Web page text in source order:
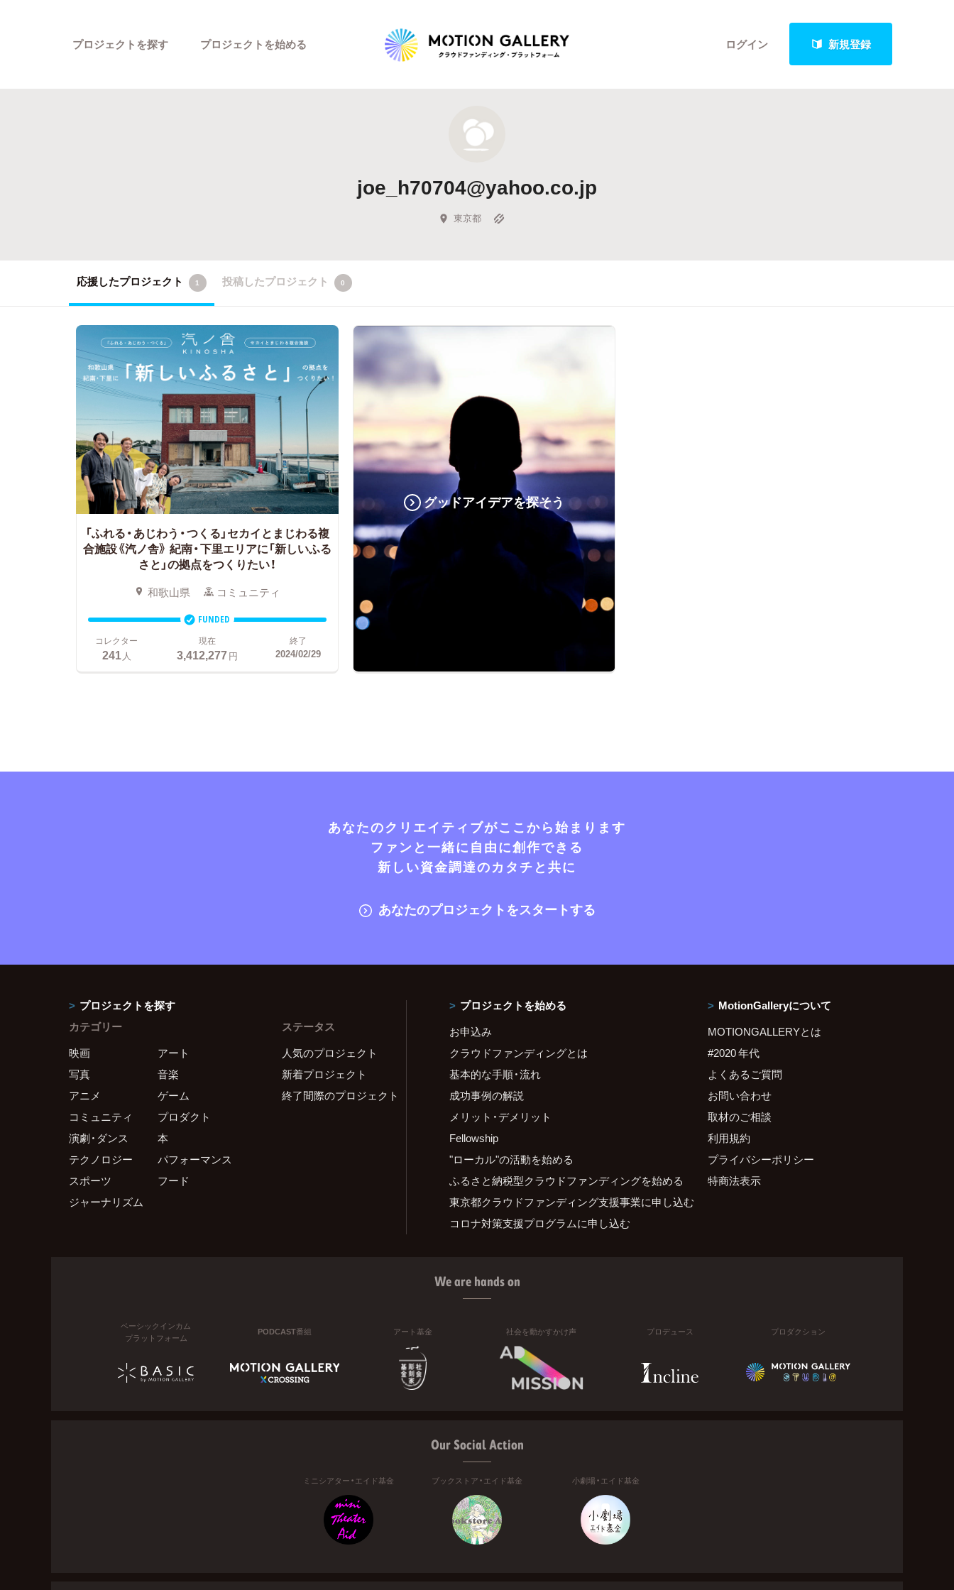
ログイン 新規登録
プロジェクトを探す
新着プロジェクト
Feature
キュレーターから探す
プロジェクトを始める
joe_h70704@yahoo.co.jp
東京都
応援したプロジェクト 1 投稿したプロジェクト 0
「ふれる・あじわう・つくる」セカイとまじわる複
合施設《汽ノ舎》 紀南・下里エリアに「新しいふる
さと」の拠点をつくりたい！
和歌山県 コミュニティ
FUNDED
コレクター
241人
現在
3,412,277円
終了
2024/02/29
グッドアイデアを探そう
あなたのクリエイティブがここから始まります
ファンと一緒に自由に創作できる
新しい資金調達のカタチと共に
あなたのプロジェクトをスタートする
プロジェクトを探す
カテゴリー
映画
アート
写真
音楽
アニメ
ゲーム
コミュニティ
プロダクト
演劇・ダンス
本
テクノロジー
パフォーマンス
スポーツ
フード
ジャーナリズム
ステータス
人気のプロジェクト
新着プロジェクト
終了間際のプロジェクト
プロジェクトを始める
お申込み
クラウドファンディングとは
基本的な手順・流れ
成功事例の解説
メリット・デメリット
Fellowship
"ローカル"の活動を始める
ふるさと納税型クラウドファンディングを始める
東京都クラウドファンディング支援事業に申し込む
コロナ対策支援プログラムに申し込む
MotionGalleryについて
MOTIONGALLERYとは
#2020 年代
よくあるご質問
お問い合わせ
取材のご相談
利用規約
プライバシーポリシー
特商法表示
We are hands on
ベーシックインカム
プラットフォーム
PODCAST番組 アート基金 社会を動かすかけ声 プロデュース プロダクション
Our Social Action
ミニシアター・エイド基金 ブックストア・エイド基金 小劇場・エイド基金